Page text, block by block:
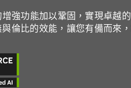
強功能加以鞏固，實現卓越
與倫比的效能， 讓您有備而來